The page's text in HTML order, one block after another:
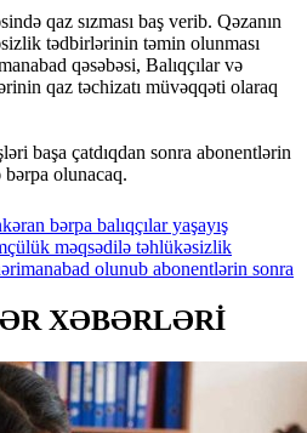
qaz sızması baş verib. Qəzanın
tədbirlərinin təmin olunması
qəsəbəsi, Balıqçılar və
qaz təchizatı müvəqqəti olaraq
başa çatdıqdan sonra abonentlərin
bərpa olunacaq.
bərpa balıqçılaryaşayış
məqsədilə təhlükəsizlik
olunub abonentlərin sonra
XƏBƏRLƏRİ